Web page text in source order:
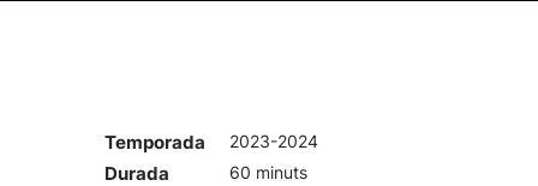
Temporada 2023-2024
Durada 60 minuts